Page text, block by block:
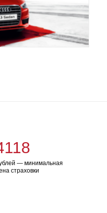
— минимальная
страховки